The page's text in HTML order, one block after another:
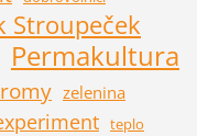
Stroupeček
Permakultura
zelenina
teplo